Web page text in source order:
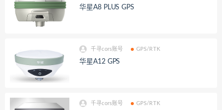
华星A8 PLUS GPS
千寻cors账号 GPS/RTK
华星A12 GPS
千寻cors账号 GPS/RTK